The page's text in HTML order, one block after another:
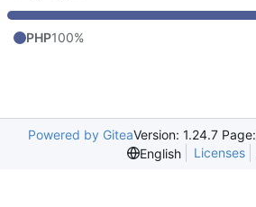
PHP100%
Powered by GiteaVersion: 1.24.7 Page:
English
Licenses